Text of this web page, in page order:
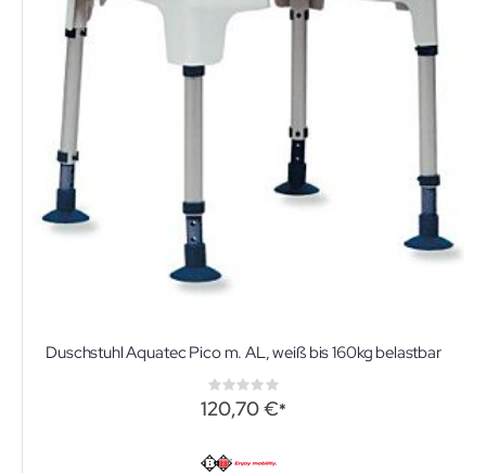
Duschstuhl Aquatec Pico m. AL, weiß bis 160kg belastbar
Rating:
0%
120,70 €